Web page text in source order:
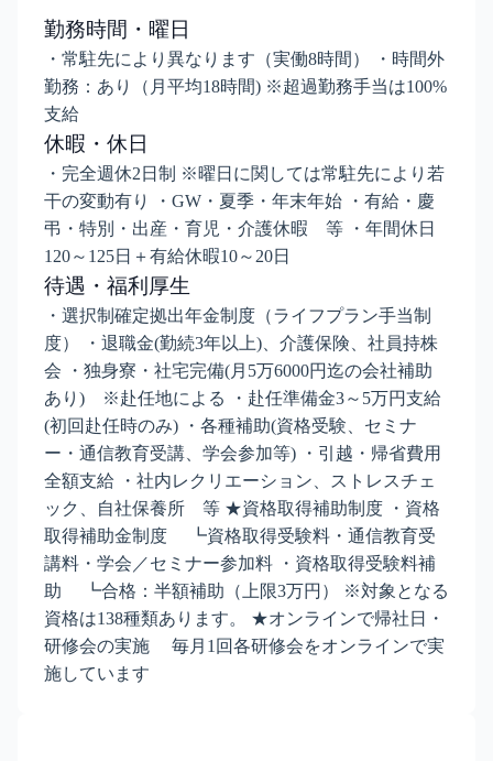
勤務時間・曜日
・常駐先により異なります（実働8時間） ・時間外
勤務：あり（月平均18時間) ※超過勤務手当は100%
支給
休暇・休日
・完全週休2日制 ※曜日に関しては常駐先により若
干の変動有り ・GW・夏季・年末年始 ・有給・慶
弔・特別・出産・育児・介護休暇 等 ・年間休日
120～125日＋有給休暇10～20日
待遇・福利厚生
・選択制確定拠出年金制度（ライフプラン手当制
度） ・退職金(勤続3年以上)、介護保険、社員持株
会 ・独身寮・社宅完備(月5万6000円迄の会社補助
あり) ※赴任地による ・赴任準備金3～5万円支給
(初回赴任時のみ) ・各種補助(資格受験、セミナ
ー・通信教育受講、学会参加等) ・引越・帰省費用
全額支給 ・社内レクリエーション、ストレスチェ
ック、自社保養所 等 ★資格取得補助制度 ・資格
取得補助金制度 ┗資格取得受験料・通信教育受
講料・学会／セミナー参加料 ・資格取得受験料補
助 ┗合格：半額補助（上限3万円） ※対象となる
資格は138種類あります。 ★オンラインで帰社日・
研修会の実施 毎月1回各研修会をオンラインで実
施しています